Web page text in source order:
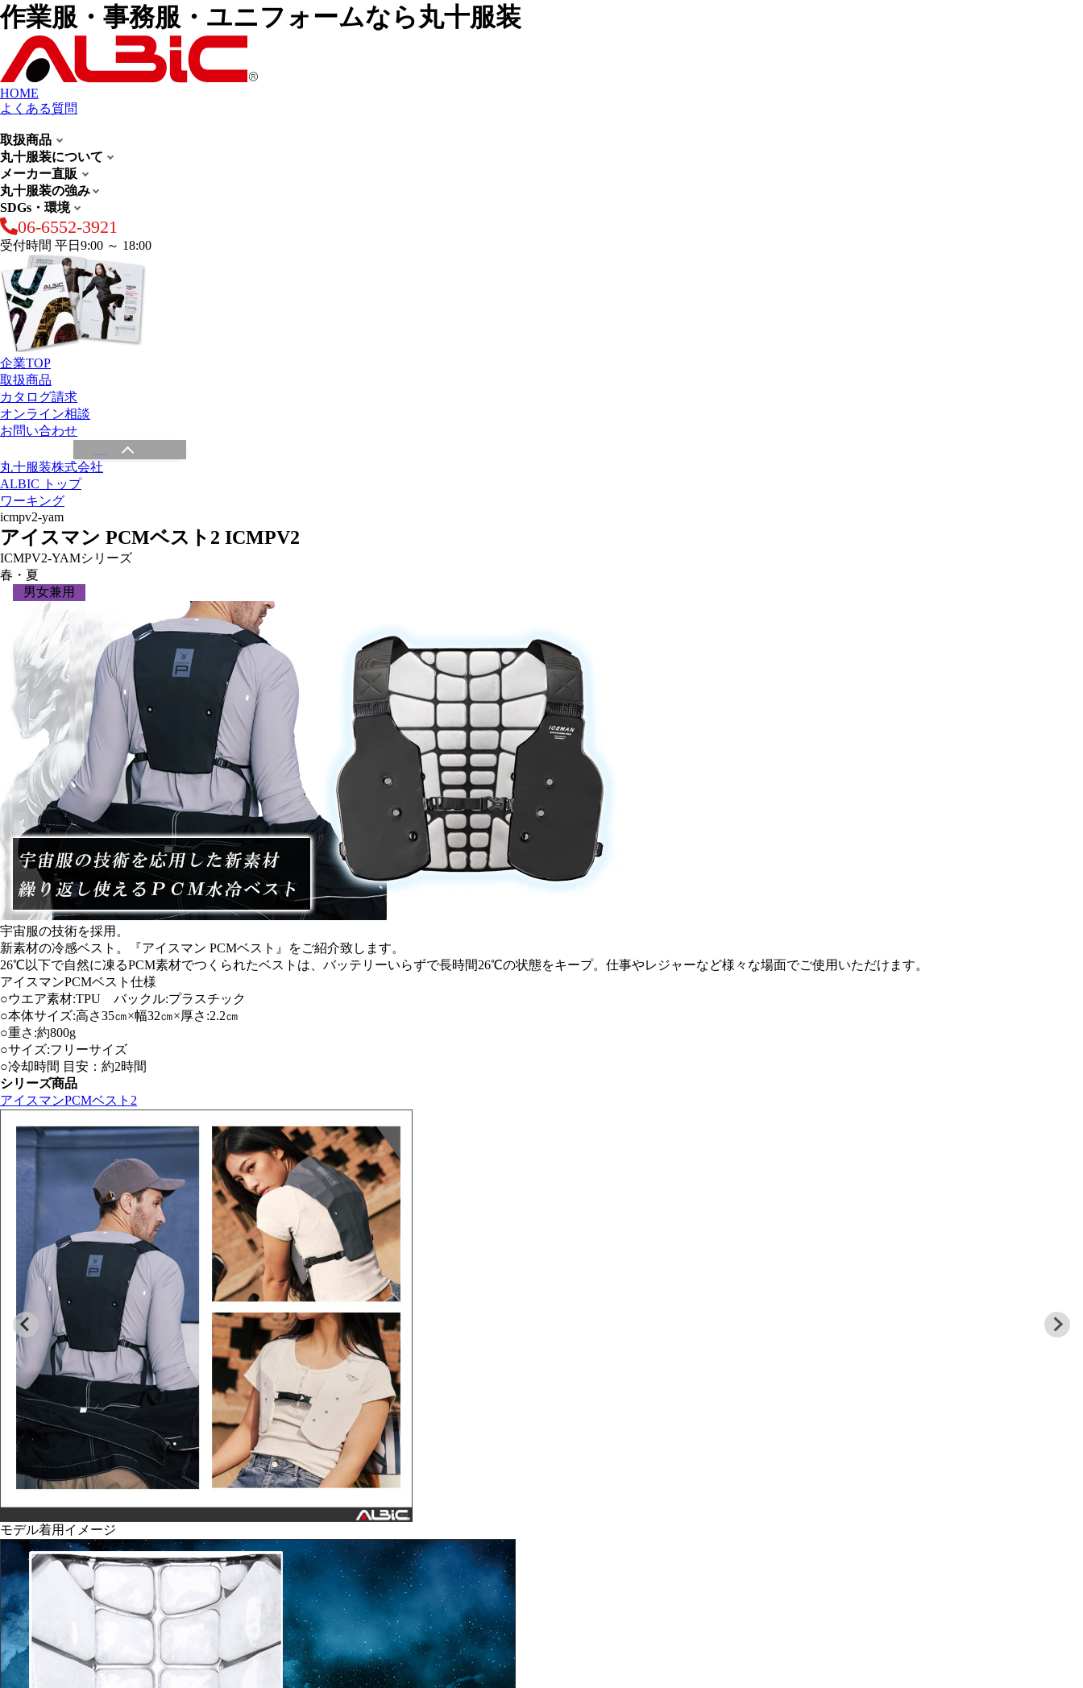
作業服・事務服・ユニフォームなら丸十服装
HOME
よくある質問
取扱商品
丸十服装について
メーカー直販
丸十服装の強み
SDGs・環境
06-6552-3921
受付時間 平日9:00 ～ 18:00
企業TOP
取扱商品
カタログ請求
オンライン相談
お問い合わせ
丸十服装株式会社
ALBIC トップ
ワーキング
icmpv2-yam
アイスマン PCMベスト2 ICMPV2
ICMPV2-YAMシリーズ
春・夏
男女兼用
宇宙服の技術を採用。
新素材の冷感ベスト。『アイスマン PCMベスト』をご紹介致します。
26℃以下で自然に凍るPCM素材でつくられたベストは、バッテリーいらずで長時間26℃の状態をキープ。仕事やレジャーなど様々な場面でご使用いただけます。
アイスマンPCMベスト仕様
○ウエア素材:TPU バックル:プラスチック
○本体サイズ:高さ35㎝×幅32㎝×厚さ:2.2㎝
○重さ:約800g
○サイズ:フリーサイズ
○冷却時間 目安：約2時間
シリーズ商品
アイスマンPCMベスト2
モデル着用イメージ